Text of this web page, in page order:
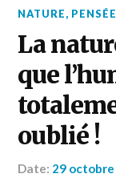
NATURE,
La
que
oublié !
Date: 29 octobre